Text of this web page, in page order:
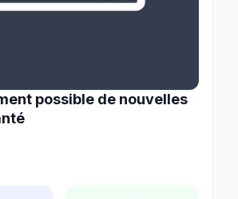
possible de nouvelles